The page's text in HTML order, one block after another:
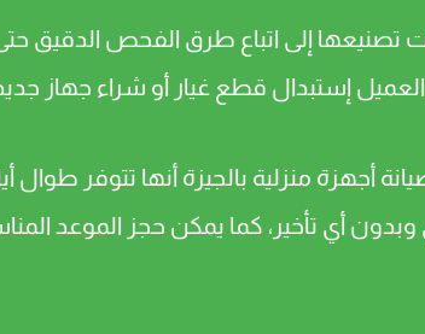
تصنيعها إلى اتباع طرق الفحص الدقيق
إستبدال قطع غيار أو شراء جهاز
أجهزة منزلية بالجيزة أنها تتوفر طوال
أي تأخير، كما يمكن حجز الموعد